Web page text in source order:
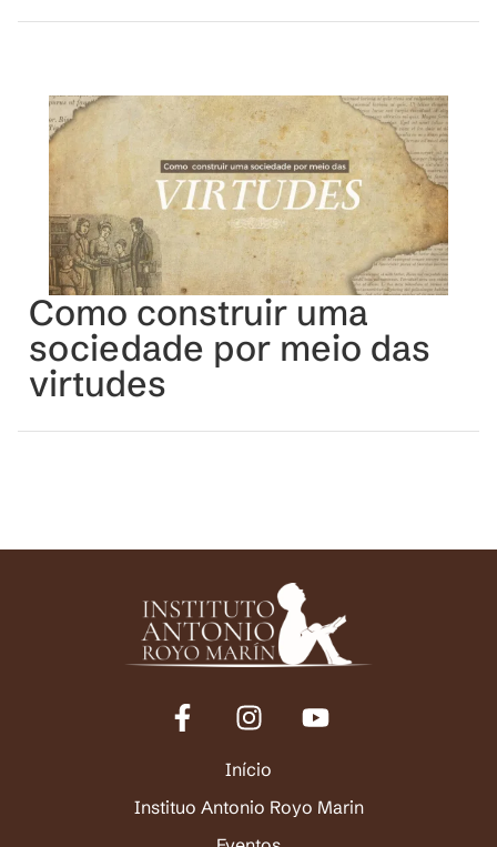
Como construir uma
sociedade por meio das
virtudes
Início
Instituo Antonio Royo Marin